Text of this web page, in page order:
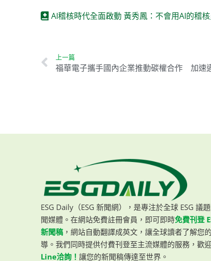
AI稽核時代全面啟動 黃秀鳳：不會用AI的稽
上一篇
ESG Daily（ESG 新聞網），是專注於全球 ESG 議
聞媒體。在網站免費註冊會員，即可即時免費刊登
新聞稿 ，網站自動翻譯成英文，讓全球讀者了解您
導。我們同時提供付費刊登至主流媒體的服務，歡迎
Line洽詢！ 讓您的新聞稿傳達至世界。